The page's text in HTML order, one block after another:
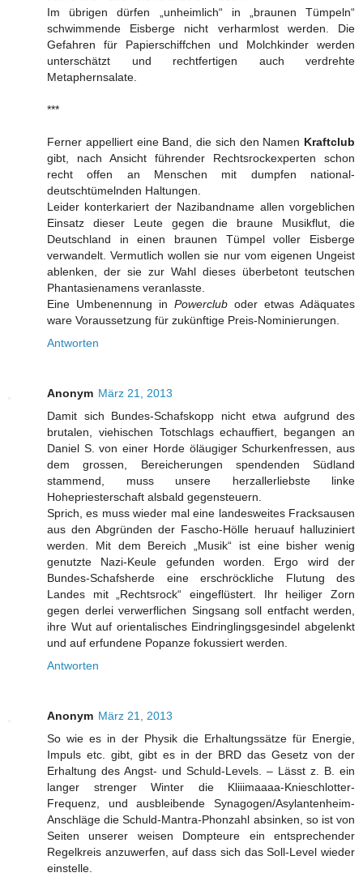
Im übrigen dürfen „unheimlich“ in „braunen Tümpeln“
schwimmende Eisberge nicht verharmlost werden. Die
Gefahren für Papierschiffchen und Molchkinder werden
unterschätzt und rechtfertigen auch verdrehte
Metaphernsalate.
***
Ferner appelliert eine Band, die sich den Namen Kraftclub
gibt, nach Ansicht führender Rechtsrockexperten schon
recht offen an Menschen mit dumpfen national-
deutschtümelnden Haltungen.
Leider konterkariert der Nazibandname allen vorgeblichen
Einsatz dieser Leute gegen die braune Musikflut, die
Deutschland in einen braunen Tümpel voller Eisberge
verwandelt. Vermutlich wollen sie nur vom eigenen Ungeist
ablenken, der sie zur Wahl dieses überbetont teutschen
Phantasienamens veranlasste.
Eine Umbenennung in Powerclub oder etwas Adäquates
ware Voraussetzung für zukünftige Preis-Nominierungen.
Antworten
Anonym März 21, 2013
Damit sich Bundes-Schafskopp nicht etwa aufgrund des
brutalen, viehischen Totschlags echauffiert, begangen an
Daniel S. von einer Horde öläugiger Schurkenfressen, aus
dem grossen, Bereicherungen spendenden Südland
stammend, muss unsere herzallerliebste linke
Hohepriesterschaft alsbald gegensteuern.
Sprich, es muss wieder mal eine landesweites Fracksausen
aus den Abgründen der Fascho-Hölle heruauf halluziniert
werden. Mit dem Bereich „Musik“ ist eine bisher wenig
genutzte Nazi-Keule gefunden worden. Ergo wird der
Bundes-Schafsherde eine erschröckliche Flutung des
Landes mit „Rechtsrock“ eingeflüstert. Ihr heiliger Zorn
gegen derlei verwerflichen Singsang soll entfacht werden,
ihre Wut auf orientalisches Eindringlingsgesindel abgelenkt
und auf erfundene Popanze fokussiert werden.
Antworten
Anonym März 21, 2013
So wie es in der Physik die Erhaltungssätze für Energie,
Impuls etc. gibt, gibt es in der BRD das Gesetz von der
Erhaltung des Angst- und Schuld-Levels. – Lässt z. B. ein
langer strenger Winter die Kliiimaaaa-Knieschlotter-
Frequenz, und ausbleibende Synagogen/Asylantenheim-
Anschläge die Schuld-Mantra-Phonzahl absinken, so ist von
Seiten unserer weisen Dompteure ein entsprechender
Regelkreis anzuwerfen, auf dass sich das Soll-Level wieder
einstelle.